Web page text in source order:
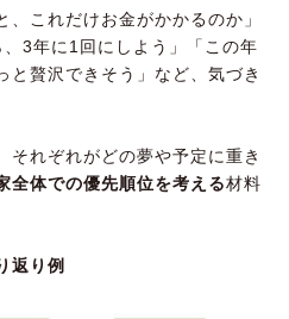
、これだけお金がかかるのか」
、3年に1回にしよう」「この年
と贅沢できそう」など、気づき
それぞれがどの夢や予定に重き
全体での優先順位を考える材料
返り例